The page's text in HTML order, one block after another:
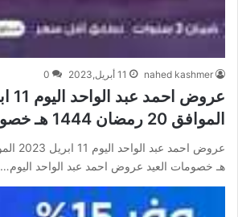
nahed kashmer 11 أبريل,2023 0
الموافق 20 رمضان 1444 هـ خصومات العيد
هـ خصومات العيد عروض احمد عبد الواحد اليوم…